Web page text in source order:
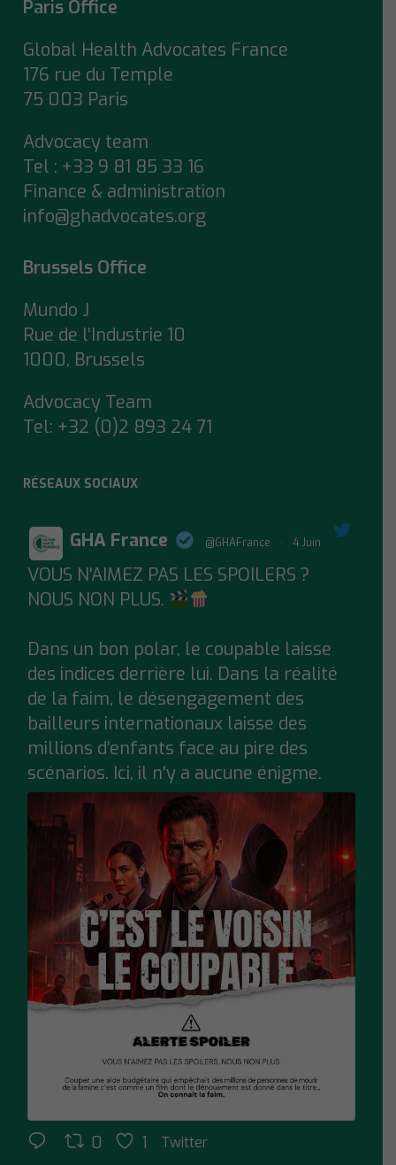
Paris Office
Global Health Advocates France
176 rue du Temple
75 003 Paris
Advocacy team
Tel : +33 9 81 85 33 16
Finance & administration
info@ghadvocates.org
Brussels Office
Mundo J
Rue de l’Industrie 10
1000, Brussels
Advocacy Team
Tel: +32 (0)2 893 24 71
RÉSEAUX SOCIAUX
;
GHA France @GHAFrance · 4 Juin
VOUS N'AIMEZ PAS LES SPOILERS ?
NOUS NON PLUS.
Dans un bon polar, le coupable laisse
des indices derrière lui. Dans la réalité
de la faim, le désengagement des
bailleurs internationaux laisse des
millions d’enfants face au pire des
scénarios. Ici, il n'y a aucune énigme.
0 1 Twitter